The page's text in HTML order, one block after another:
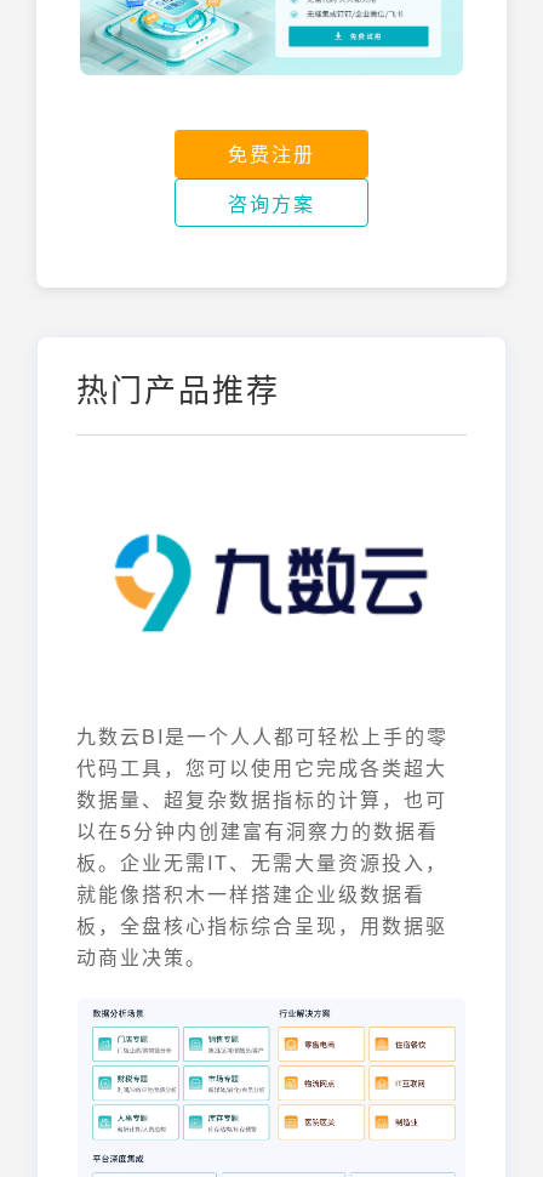
免费注册
咨询方案
热门产品推荐
九数云BI是一个人人都可轻松上手的零
代码工具，您可以使用它完成各类超大
数据量、超复杂数据指标的计算，也可
以在5分钟内创建富有洞察力的数据看
板。企业无需IT、无需大量资源投入，
就能像搭积木一样搭建企业级数据看
板，全盘核心指标综合呈现，用数据驱
动商业决策。